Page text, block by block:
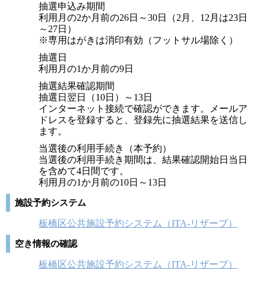
抽選申込み期間
利用月の2か月前の26日～30日（2月、12月は23日
～27日）
※専用はがきは消印有効（フットサル場除く）
抽選日
利用月の1か月前の9日
抽選結果確認期間
抽選日翌日（10日）～13日
インターネット接続で確認ができます。メールア
ドレスを登録すると、登録先に抽選結果を送信し
ます。
当選後の利用手続き（本予約）
当選後の利用手続き期間は、結果確認開始日当日
を含めて4日間です。
利用月の1か月前の10日～13日
施設予約システム
板橋区公共施設予約システム（ITA-リザーブ）
空き情報の確認
板橋区公共施設予約システム（ITA-リザーブ）